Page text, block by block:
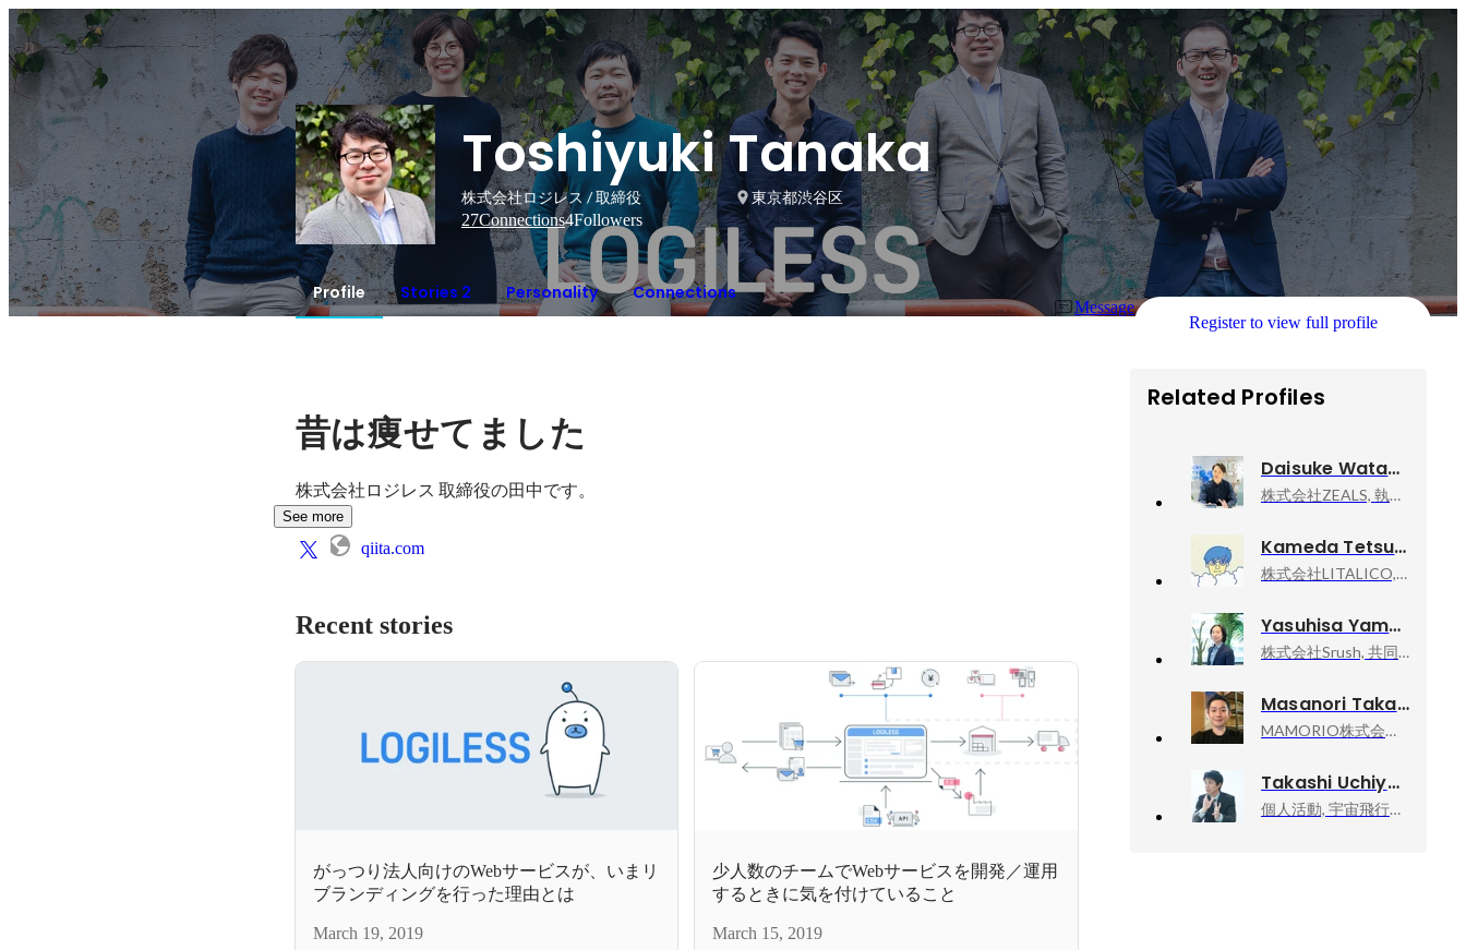
Toshiyuki Tanaka
株式会社ロジレス / 取締役
東京都渋谷区
27Connections4Followers
Profile Stories 2 Personality Connections
Message
Register to view full profile
昔は痩せてました
株式会社ロジレス 取締役の田中です。
See more
qiita.com
Recent stories
がっつり法人向けのWebサービスが、いまリ
ブランディングを行った理由とは
March 19, 2019
少人数のチームでWebサービスを開発／運用
するときに気を付けていること
March 15, 2019
Related Profiles
Daisuke Watanabe
株式会社ZEALS, 執行役員
Kameda Tetsuya
株式会社LITALICO, Senior Executive officer
Yasuhisa Yamazaki
株式会社Srush, 共同創業者, CTO
Masanori Takano
MAMORIO株式会社, CTO
Takashi Uchiyama
個人活動, 宇宙飛行士挑戦エバンジェリスト